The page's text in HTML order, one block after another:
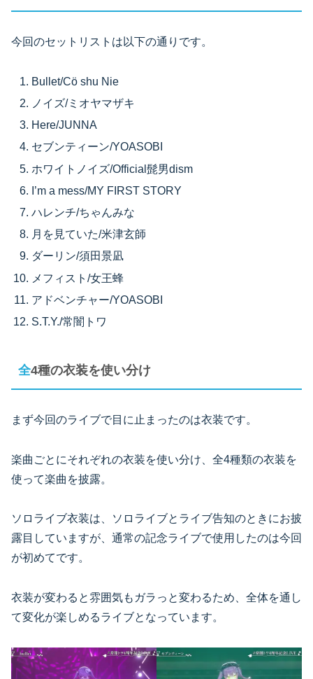
今回のセットリストは以下の通りです。
Bullet/Cö shu Nie
ノイズ/ミオヤマザキ
Here/JUNNA
セブンティーン/YOASOBI
ホワイトノイズ/Official髭男dism
I’m a mess/MY FIRST STORY
ハレンチ/ちゃんみな
月を見ていた/米津玄師
ダーリン/須田景凪
メフィスト/女王蜂
アドベンチャー/YOASOBI
S.T.Y./常闇トワ
全4種の衣装を使い分け
まず今回のライブで目に止まったのは衣装です。
楽曲ごとにそれぞれの衣装を使い分け、全4種類の衣装を
使って楽曲を披露。
ソロライブ衣装は、ソロライブとライブ告知のときにお披
露目していますが、通常の記念ライブで使用したのは今回
が初めてです。
衣装が変わると雰囲気もガラっと変わるため、全体を通し
て変化が楽しめるライブとなっています。